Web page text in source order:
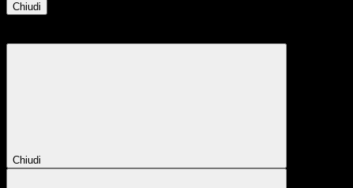
Chiudi
Chiudi